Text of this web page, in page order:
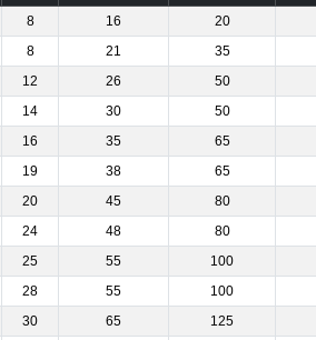
8 16 20
8 21 35
12 26 50
14 30 50
16 35 65
19 38 65
20 45 80
24 48 80
25 55 100
28 55 100
30 65 125